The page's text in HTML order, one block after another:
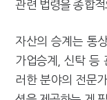
관련 법령을 종합
자산의 승계는 통
가업승계, 신탁 등
러한 분야의 전문